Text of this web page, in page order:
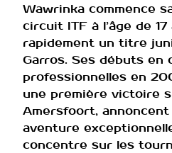
Wawrinka commence
circuit ITF à l’âge de
rapidement un titre
Garros. Ses débuts en
professionnelles en
une première victoire
Amersfoort, annoncent
aventure
concentre sur les